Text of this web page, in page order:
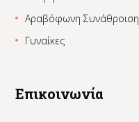
Αραβόφωνη Συνάθροιση
Γυναίκες
Επικοινωνία